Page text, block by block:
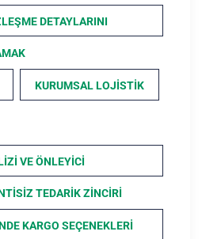
DETAYLARINI
KURUMSAL LOJISTIK
VE ÖNLEYICI
TEDARIK ZINCIRI
KARGO SEÇENEKLERI